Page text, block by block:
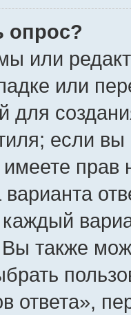
опрос?
или
или
для
если
прав
Вы также
ответа»,